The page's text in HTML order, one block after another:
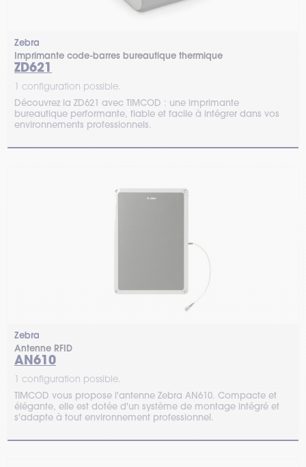
Zebra
Imprimante code-barres bureautique thermique
ZD621
1 configuration possible.
Découvrez la ZD621 avec TIMCOD : une imprimante
bureautique performante, fiable et facile à intégrer dans vos
environnements professionnels.
Zebra
Antenne RFID
AN610
1 configuration possible.
TIMCOD vous propose l'antenne Zebra AN610. Compacte et
élégante, elle est dotée d'un système de montage intégré et
s'adapte à tout environnement professionnel.